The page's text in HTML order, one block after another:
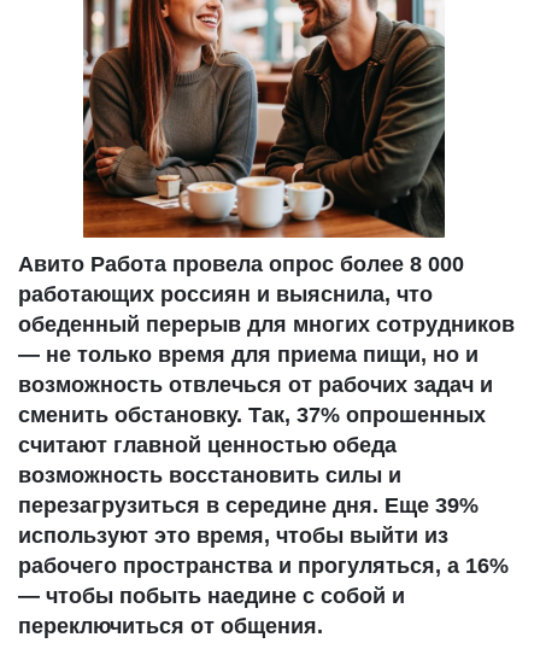
Авито Работа провела опрос более 8 000
работающих россиян и выяснила, что
обеденный перерыв для многих сотрудников
— не только время для приема пищи, но и
возможность отвлечься от рабочих задач и
сменить обстановку. Так, 37% опрошенных
считают главной ценностью обеда
возможность восстановить силы и
перезагрузиться в середине дня. Еще 39%
используют это время, чтобы выйти из
рабочего пространства и прогуляться, а 16%
— чтобы побыть наедине с собой и
переключиться от общения.